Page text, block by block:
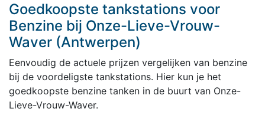
Goedkoopste tankstations voor
Benzine bij Onze-Lieve-Vrouw-
Waver (Antwerpen)
Eenvoudig de actuele prijzen vergelijken van benzine
bij de voordeligste tankstations. Hier kun je het
goedkoopste benzine tanken in de buurt van Onze-
Lieve-Vrouw-Waver.